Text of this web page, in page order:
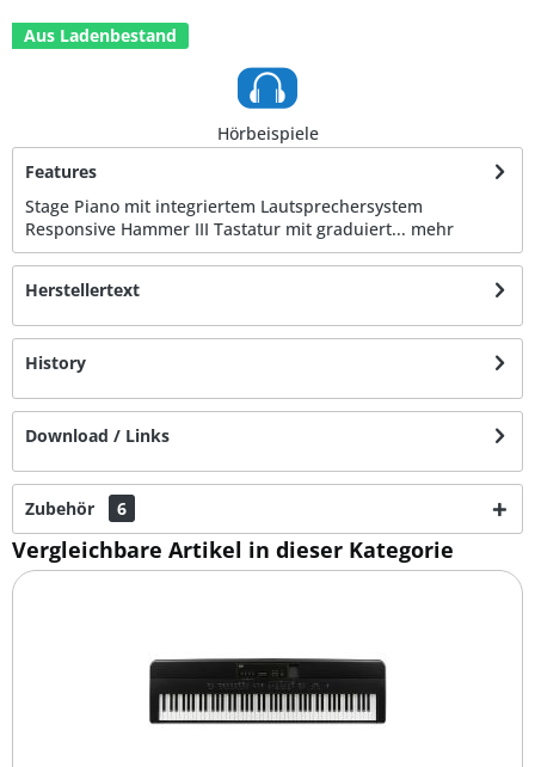
Aus Ladenbestand
Hörbeispiele
Features
Stage Piano mit integriertem Lautsprechersystem
Responsive Hammer III Tastatur mit graduiert... mehr
Herstellertext
History
Download / Links
Zubehör 6
Vergleichbare Artikel in dieser Kategorie